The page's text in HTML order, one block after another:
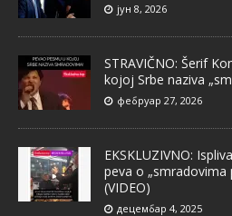
јун 8, 2026
STRAVIČNO: Šerif
kojoj Srbe naziva
фебруар 27, 2026
EKSKLUZIVNO:
peva o „smradovima
(VIDEO)
децембар 4, 2025